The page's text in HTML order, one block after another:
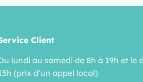
Client
lundi au samedi de 8h à 19h et le
(prix d’un appel local)